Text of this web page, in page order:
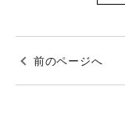
前のページへ